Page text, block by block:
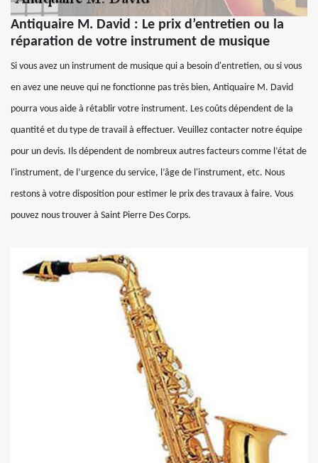
Antiquaire M. David : Le prix d’entretien ou la
réparation de votre instrument de musique
Si vous avez un instrument de musique qui a besoin d'entretien, ou si vous
en avez une neuve qui ne fonctionne pas très bien, Antiquaire M. David
pourra vous aide à rétablir votre instrument. Les coûts dépendent de la
quantité et du type de travail à effectuer. Veuillez contacter notre équipe
pour un devis. Ils dépendent de nombreux autres facteurs comme l’état de
l'instrument, de l’urgence du service, l’âge de l'instrument, etc. Nous
restons à votre disposition pour estimer le prix des travaux à faire. Vous
pouvez nous trouver à Saint Pierre Des Corps.